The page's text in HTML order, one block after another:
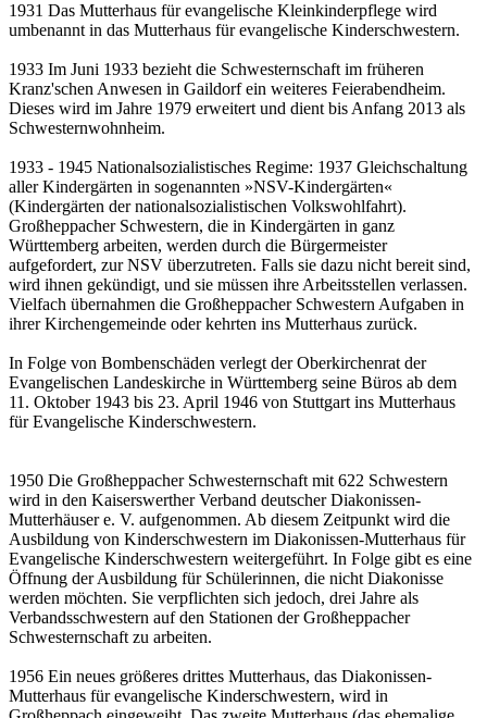
1931 Das Mutterhaus für evangelische Kleinkinderpflege wird
umbenannt in das Mutterhaus für evangelische Kinderschwestern.
1933 Im Juni 1933 bezieht die Schwesternschaft im früheren
Kranz'schen Anwesen in Gaildorf ein weiteres Feierabendheim.
Dieses wird im Jahre 1979 erweitert und dient bis Anfang 2013 als
Schwesternwohnheim.
1933 - 1945 Nationalsozialistisches Regime: 1937 Gleichschaltung
aller Kindergärten in sogenannten »NSV-Kindergärten«
(Kindergärten der nationalsozialistischen Volkswohlfahrt).
Großheppacher Schwestern, die in Kindergärten in ganz
Württemberg arbeiten, werden durch die Bürgermeister
aufgefordert, zur NSV überzutreten. Falls sie dazu nicht bereit sind,
wird ihnen gekündigt, und sie müssen ihre Arbeitsstellen verlassen.
Vielfach übernahmen die Großheppacher Schwestern Aufgaben in
ihrer Kirchengemeinde oder kehrten ins Mutterhaus zurück.
In Folge von Bombenschäden verlegt der Oberkirchenrat der
Evangelischen Landeskirche in Württemberg seine Büros ab dem
11. Oktober 1943 bis 23. April 1946 von Stuttgart ins Mutterhaus
für Evangelische Kinderschwestern.
1950 Die Großheppacher Schwesternschaft mit 622 Schwestern
wird in den Kaiserswerther Verband deutscher Diakonissen-
Mutterhäuser e. V. aufgenommen. Ab diesem Zeitpunkt wird die
Ausbildung von Kinderschwestern im Diakonissen-Mutterhaus für
Evangelische Kinderschwestern weitergeführt. In Folge gibt es eine
Öffnung der Ausbildung für Schülerinnen, die nicht Diakonisse
werden möchten. Sie verpflichten sich jedoch, drei Jahre als
Verbandsschwestern auf den Stationen der Großheppacher
Schwesternschaft zu arbeiten.
1956 Ein neues größeres drittes Mutterhaus, das Diakonissen-
Mutterhaus für evangelische Kinderschwestern, wird in